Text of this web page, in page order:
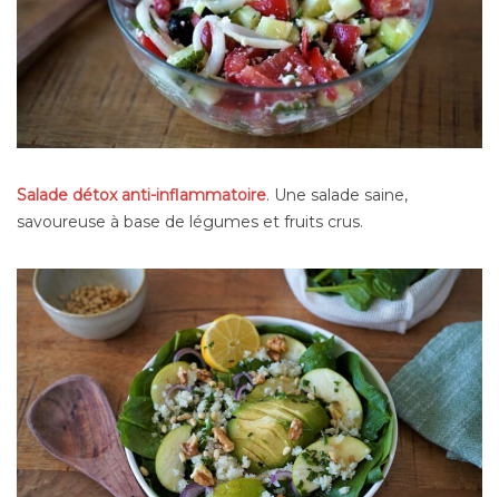
Salade détox anti-inflammatoire. Une salade saine,
savoureuse à base de légumes et fruits crus.